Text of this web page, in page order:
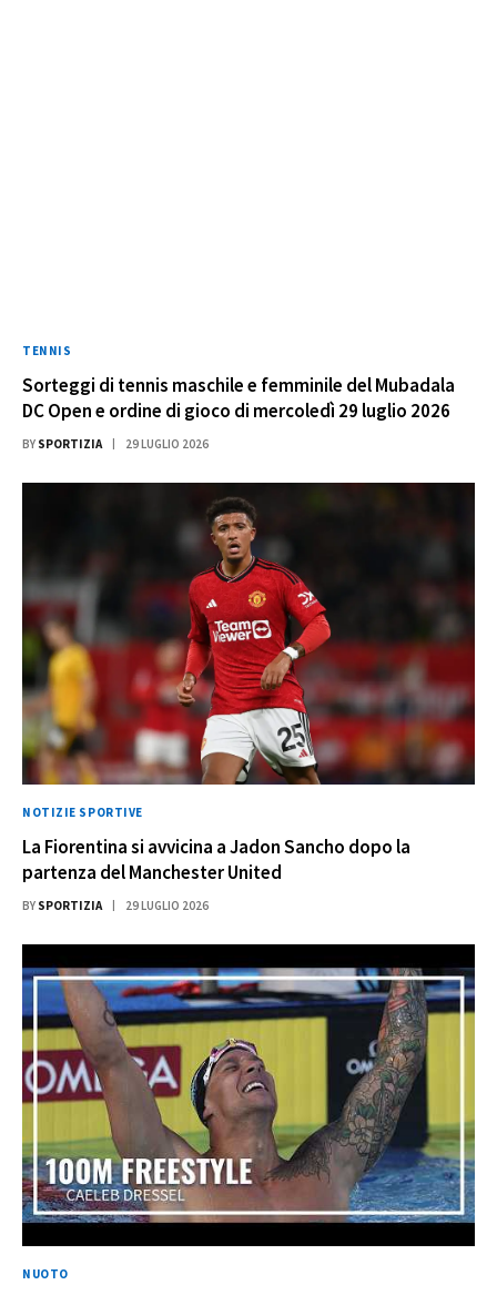
TENNIS
Sorteggi di tennis maschile e femminile del Mubadala
DC Open e ordine di gioco di mercoledì 29 luglio 2026
BY SPORTIZIA 29 LUGLIO 2026
NOTIZIE SPORTIVE
La Fiorentina si avvicina a Jadon Sancho dopo la
partenza del Manchester United
BY SPORTIZIA 29 LUGLIO 2026
NUOTO